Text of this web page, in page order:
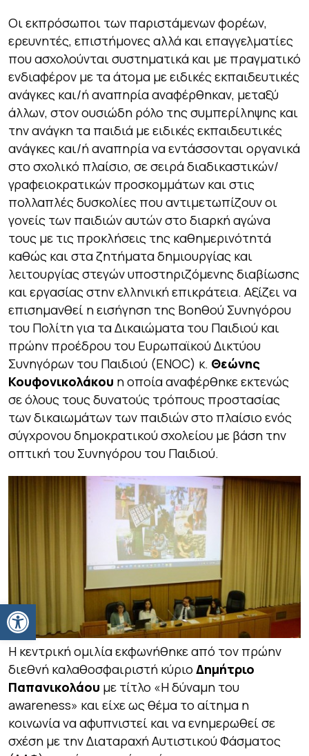
Ανοίξτε τη γραμμή εργαλείων
Οι εκπρόσωποι των παριστάμενων φορέων,
ερευνητές, επιστήμονες αλλά και επαγγελματίες
που ασχολούνται συστηματικά και με πραγματικό
ενδιαφέρον με τα άτομα με ειδικές εκπαιδευτικές
ανάγκες και/ή αναπηρία αναφέρθηκαν, μεταξύ
άλλων, στον ουσιώδη ρόλο της συμπερίληψης και
την ανάγκη τα παιδιά με ειδικές εκπαιδευτικές
ανάγκες και/ή αναπηρία να εντάσσονται οργανικά
στο σχολικό πλαίσιο, σε σειρά διαδικαστικών/
γραφειοκρατικών προσκομμάτων και στις
πολλαπλές δυσκολίες που αντιμετωπίζουν οι
γονείς των παιδιών αυτών στο διαρκή αγώνα
τους με τις προκλήσεις της καθημερινότητά
καθώς και στα ζητήματα δημιουργίας και
λειτουργίας στεγών υποστηριζόμενης διαβίωσης
και εργασίας στην ελληνική επικράτεια. Αξίζει να
επισημανθεί η εισήγηση της Βοηθού Συνηγόρου
του Πολίτη για τα Δικαιώματα του Παιδιού και
πρώην προέδρου του Ευρωπαϊκού Δικτύου
Συνηγόρων του Παιδιού (ENOC) κ. Θεώνης
Κουφονικολάκου η οποία αναφέρθηκε εκτενώς
σε όλους τους δυνατούς τρόπους προστασίας
των δικαιωμάτων των παιδιών στο πλαίσιο ενός
σύγχρονου δημοκρατικού σχολείου με βάση την
οπτική του Συνηγόρου του Παιδιού.
Η κεντρική ομιλία εκφωνήθηκε από τον πρώην
διεθνή καλαθοσφαιριστή κύριο Δημήτριο
Παπανικολάου με τίτλο «Η δύναμη του
awareness» και είχε ως θέμα το αίτημα η
κοινωνία να αφυπνιστεί και να ενημερωθεί σε
σχέση με την Διαταραχή Αυτιστικού Φάσματος